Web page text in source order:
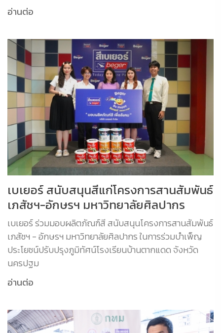
อ่านต่อ
เบเยอร์ สนับสนุนสีแก่โครงการสานสัมพันธ์
เภสัชฯ-อักษรฯ มหาวิทยาลัยศิลปากร
เบเยอร์ ร่วมมอบผลิตภัณฑ์สี สนับสนุนโครงการสานสัมพันธ์
เภสัชฯ - อักษรฯ มหาวิทยาลัยศิลปากร ในการร่วมบำเพ็ญ
ประโยชน์ปรับปรุงภูมิทัศน์โรงเรียนบ้านตากแดด จังหวัด
นครปฐม
อ่านต่อ